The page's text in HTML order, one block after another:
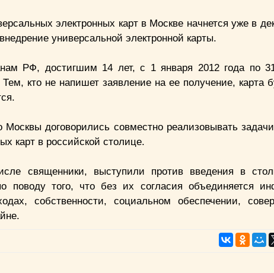
электронных карт в Москве начнется уже в
универсальной электронной карты.
РФ, достигшим 14 лет, с 1 января 2012 года по
кто не напишет заявление на ее получение, карта
договорились совместно реализовывать
карт в российской столице.
священники, выступили против введения в
поводу того, что без их согласия объединяется
собственности, социальном обеспечении,